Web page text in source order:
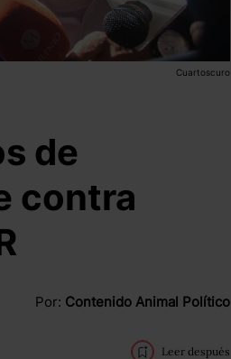
Cuartoscuro
de
contra
Por: Contenido Animal Político
Leer después